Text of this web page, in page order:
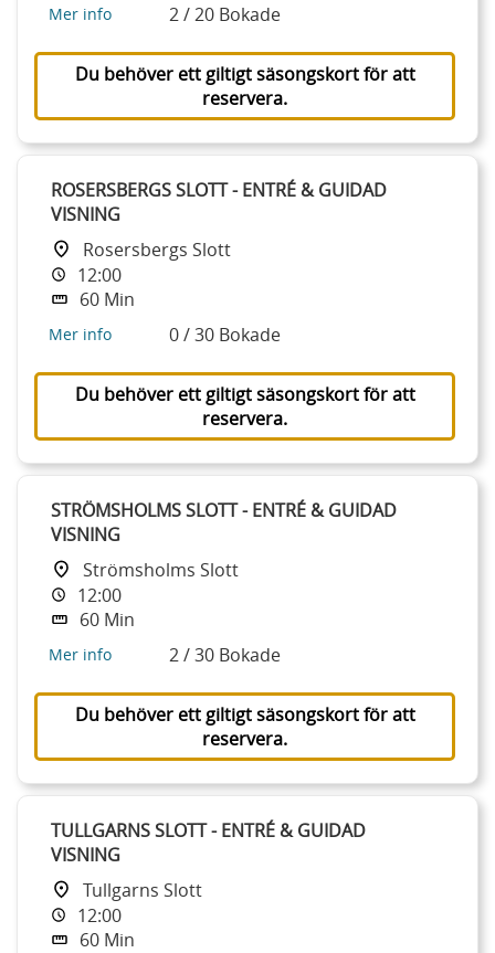
Mer info 2 / 20 Bokade
Du behöver ett giltigt säsongskort för att
reservera.
ROSERSBERGS SLOTT - ENTRÉ & GUIDAD
VISNING
Rosersbergs Slott
12:00
60 Min
Mer info 0 / 30 Bokade
Du behöver ett giltigt säsongskort för att
reservera.
STRÖMSHOLMS SLOTT - ENTRÉ & GUIDAD
VISNING
Strömsholms Slott
12:00
60 Min
Mer info 2 / 30 Bokade
Du behöver ett giltigt säsongskort för att
reservera.
TULLGARNS SLOTT - ENTRÉ & GUIDAD
VISNING
Tullgarns Slott
12:00
60 Min